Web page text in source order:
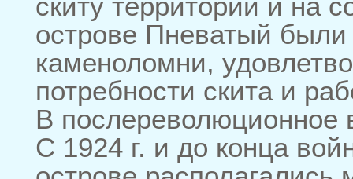
острове Пневатый были
каменоломни,
потребности скита и
В послереволюционное
С 1924 г. и до конца